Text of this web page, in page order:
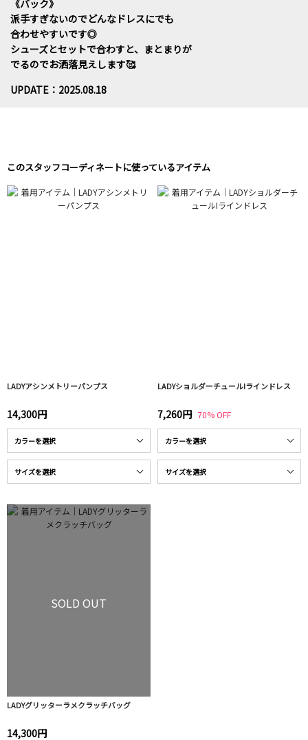
《バック》
派手すぎないのでどんなドレスにでも
合わせやすいです◎
シューズとセットで合わすと、まとまりが
でるのでお洒落見えします🥰
UPDATE：2025.08.18
このスタッフコーディネートに使っているアイテム
LADYアシンメトリーパンプス
14,300円
LADYショルダーチュールIラインドレス
7,260円 70% OFF
SOLD OUT
LADYグリッターラメクラッチバッグ
14,300円